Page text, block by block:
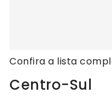
Confira a lista
Centro-Sul